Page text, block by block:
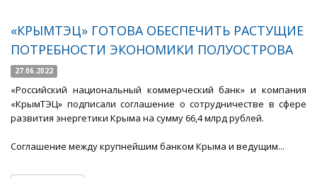
«КРЫМТЭЦ» ГОТОВА ОБЕСПЕЧИТЬ РАСТУЩИЕ
ПОТРЕБНОСТИ ЭКОНОМИКИ ПОЛУОСТРОВА
27.06.2022
«Российский национальный коммерческий банк» и компания
«КрымТЭЦ» подписали соглашение о сотрудничестве в сфере
развития энергетики Крыма на сумму 66,4 млрд рублей.
Соглашение между крупнейшим банком Крыма и ведущим...